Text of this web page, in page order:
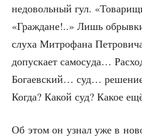
недо­воль­ный гул.
«Граж­дане!..» Лишь
слу­ха Мит­ро­фа­на
допус­ка­ет само­су­да…
Бога­ев­ский… суд…
Когда? Какой суд? Какое
Об этом он узнал уже в